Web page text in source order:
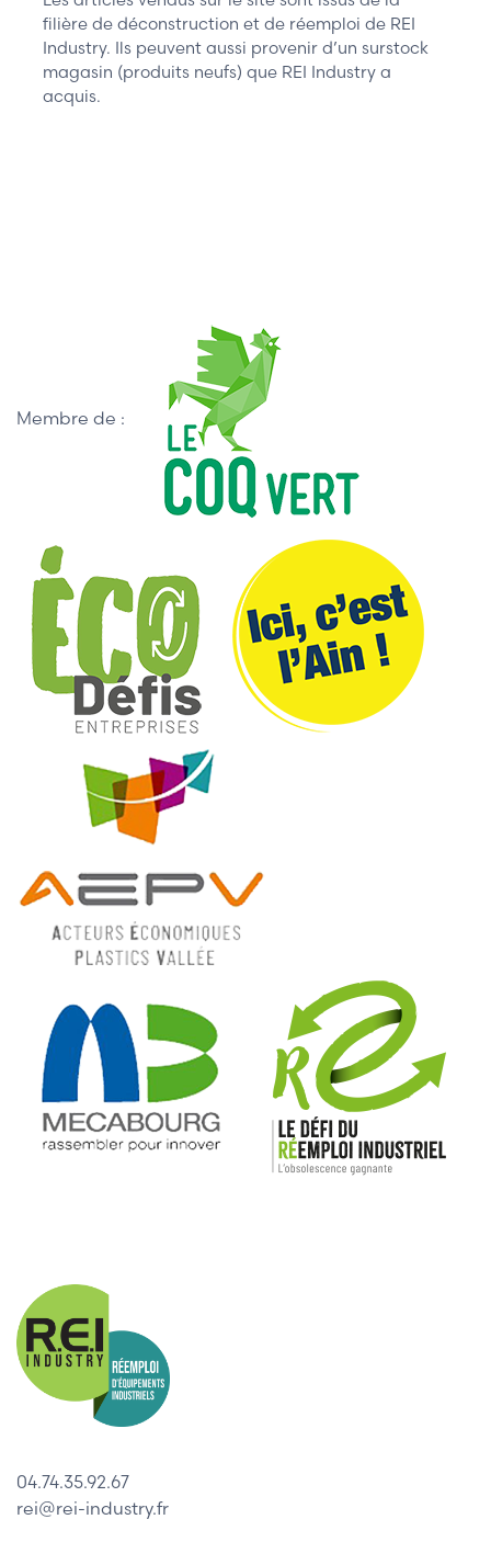
filière de déconstruction et de réemploi de REI
Industry. Ils peuvent aussi provenir d’un surstock
magasin (produits neufs) que REI Industry a
acquis.
Membre de :
04.74.35.92.67
rei@rei-industry.fr